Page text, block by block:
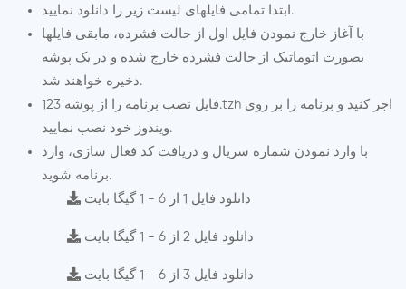
ابتدا تمامی فایلهای لیست زیر را دانلود نمایید.
با آغاز خارج نمودن فایل اول از حالت فشرده، مابقی فایلها
بصورت اتوماتیک از حالت فشرده خارج شده و در یک پوشه
دخیره خواهند شد.
فایل نصب برنامه را از پوشه 123.tzh اجر کنید و برنامه را بر روی
ویندوز خود نصب نمایید.
با وارد نمودن شماره سریال و دریافت کد فعال سازی، وارد
برنامه شوید.
دانلود فایل 1 از 6 - 1 گیگا بایت
دانلود فایل 2 از 6 - 1 گیگا بایت
دانلود فایل 3 از 6 - 1 گیگا بایت